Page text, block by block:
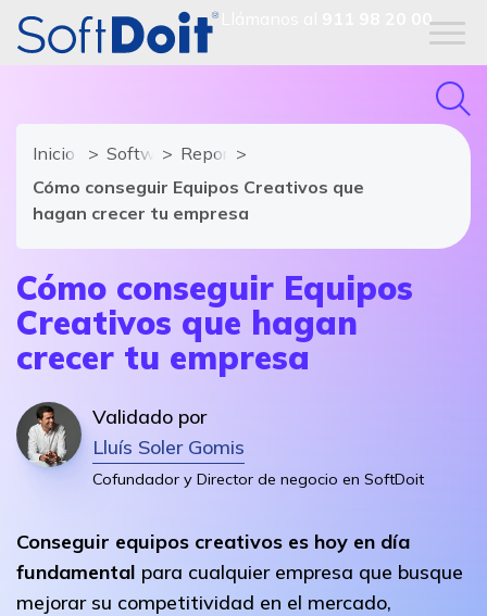
911 98 20 00
Inicio Software de Recursos Humanos
Reportajes
Cómo conseguir Equipos Creativos que
hagan crecer tu empresa
Cómo conseguir Equipos
Creativos que hagan
crecer tu empresa
Validado por
Lluís Soler Gomis
Cofundador y Director de negocio en SoftDoit
Conseguir equipos creativos es hoy en día
fundamental para cualquier empresa que busque
mejorar su competitividad en el mercado,